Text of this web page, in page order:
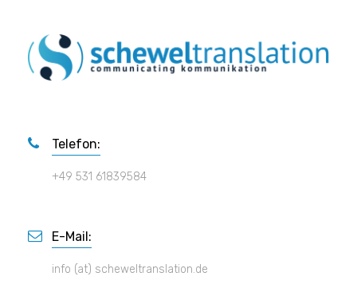
Telefon:
+49 531 61839584
E-Mail:
info (at) scheweltranslation.de